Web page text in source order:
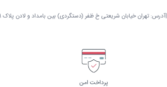
|آدرس: تهران خیابان شریعتی خ ظفر (دستگردی) بین بامداد و لادن پلاک 59 واحد 1
پرداخت امن